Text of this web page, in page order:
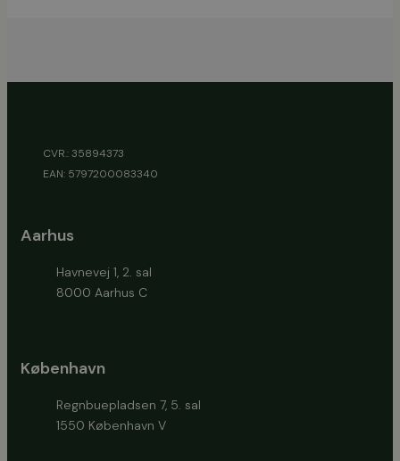
CVR.: 35894373
EAN: 5797200083340
Aarhus
Havnevej 1, 2. sal
8000 Aarhus C
København
Regnbuepladsen 7, 5. sal
1550 København V